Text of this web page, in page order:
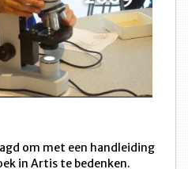
om met een handleiding
in Artis te bedenken.